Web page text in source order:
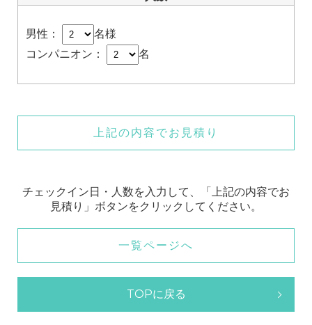
男性：
名様
コンパニオン：
名
上記の内容でお見積り
チェックイン日・人数を入力して、「上記の内容でお
見積り」ボタンをクリックしてください。
一覧ページへ
TOPに戻る